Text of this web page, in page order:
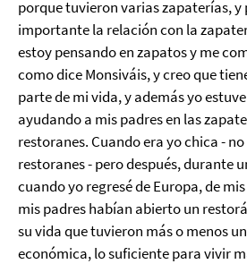
porque tuvieron varias zapaterías, y
importante la relación con la
estoy pensando en zapatos y me
como dice Monsiváis, y creo que
parte de mi vida, y además yo
ayudando a mis padres en las
restoranes. Cuando era yo chica -
restoranes - pero después, durante
cuando yo regresé de Europa, de
mis padres habían abierto un
su vida que tuvieron más o menos
económica, lo suficiente para vivir